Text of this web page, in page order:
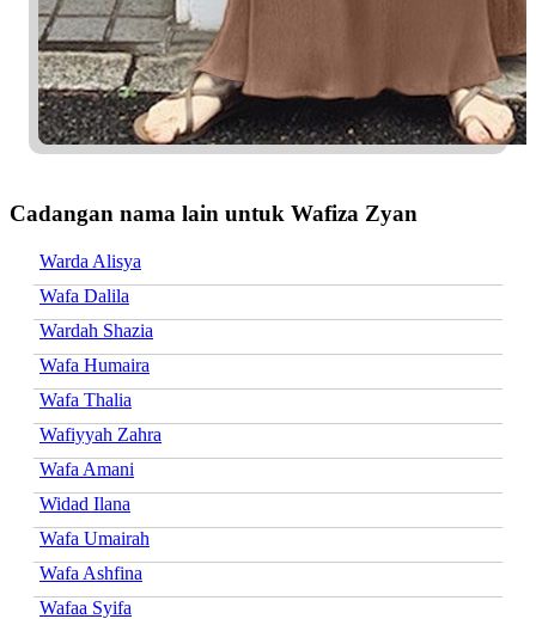
Cadangan nama lain untuk Wafiza Zyan
Warda Alisya
Wafa Dalila
Wardah Shazia
Wafa Humaira
Wafa Thalia
Wafiyyah Zahra
Wafa Amani
Widad Ilana
Wafa Umairah
Wafa Ashfina
Wafaa Syifa